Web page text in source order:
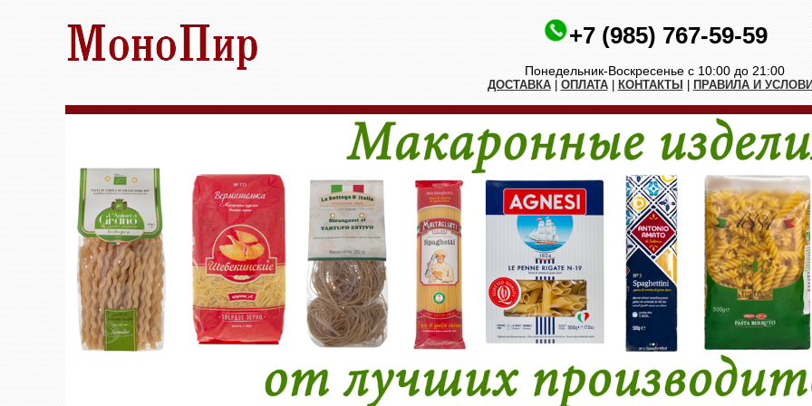
+7 (985) 767-59-59
Понедельник-Воскресенье с 10:00 до 21:00
ДОСТАВКА| ОПЛАТА| КОНТАКТЫ ПРАВИЛА И